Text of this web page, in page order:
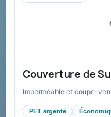
Couverture de
Imperméable et coupe-
PET argenté
FAQ sur Promenoch
Conditions de retour
Paiement sécurisé